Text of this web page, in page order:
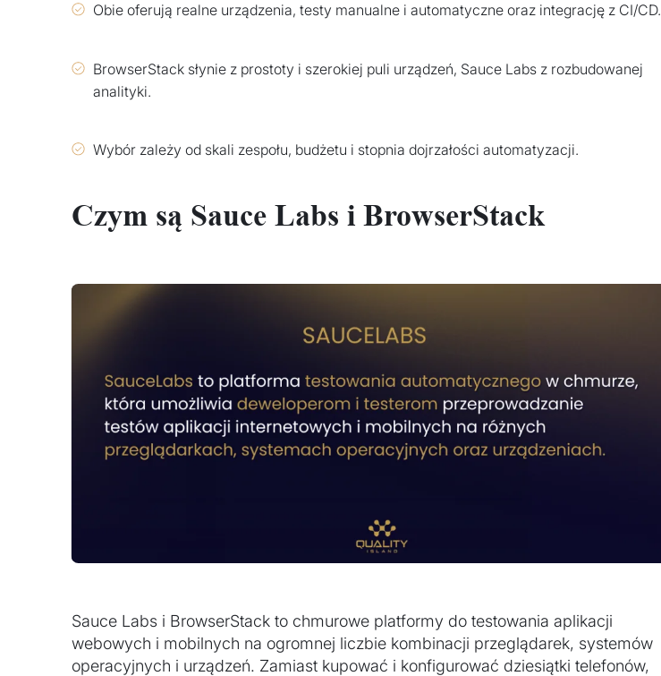
Obie oferują realne urządzenia, testy manualne i automatyczne oraz integrację z CI/CD.
BrowserStack słynie z prostoty i szerokiej puli urządzeń, Sauce Labs z rozbudowanej
analityki.
Wybór zależy od skali zespołu, budżetu i stopnia dojrzałości automatyzacji.
Czym są Sauce Labs i BrowserStack
Sauce Labs i BrowserStack to chmurowe platformy do testowania aplikacji
webowych i mobilnych na ogromnej liczbie kombinacji przeglądarek, systemów
operacyjnych i urządzeń. Zamiast kupować i konfigurować dziesiątki telefonów,